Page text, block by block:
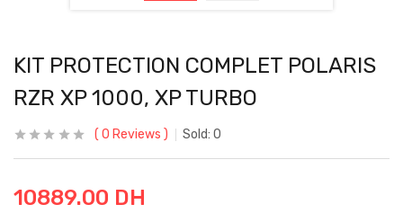
KIT PROTECTION COMPLET POLARIS
RZR XP 1000, XP TURBO
0 Reviews Sold: 0
10889.00 DH